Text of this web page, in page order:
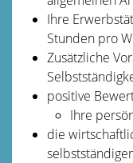
Ihre
Stunden pro
Zusätzliche
positive
Ihre
die